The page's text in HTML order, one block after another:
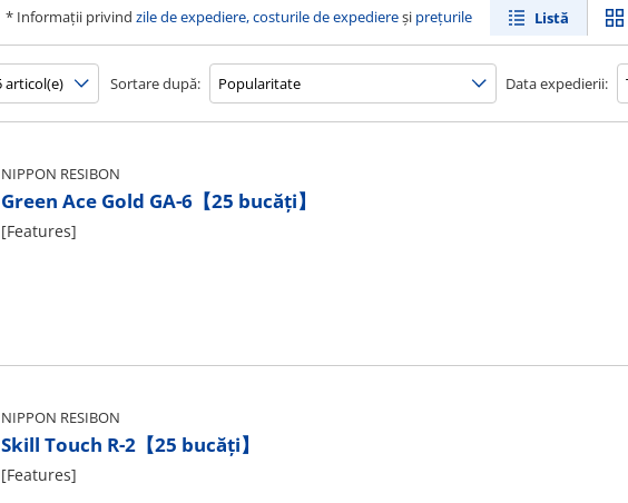
* Informații privind zile de expediere, costurile de expediereși prețurile Listă
Sortare după: Data expedierii:
NIPPON RESIBON
Green Ace Gold GA-6【25 bucăți】
[Features]
NIPPON RESIBON
Skill Touch R-2【25 bucăți】
[Features]